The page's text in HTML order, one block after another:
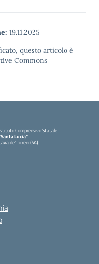
19.11.2025
questo articolo è
Commons
Comprensivo Statale
Lucia"
de' Tirreni (SA)